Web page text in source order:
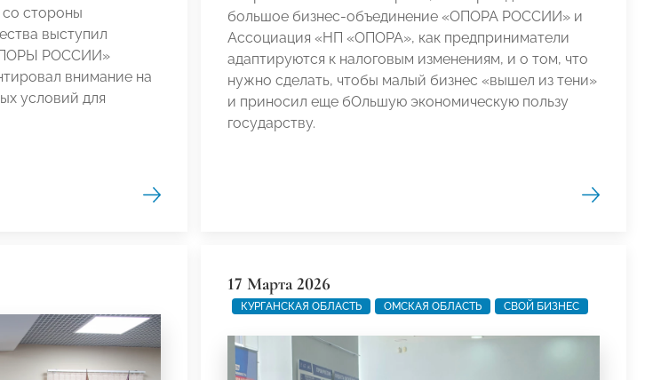
стороны
выступил
РОССИИ»
внимание на
условий для
большое бизнес-объединение «ОПОРА РОССИИ» и
Ассоциация «НП «ОПОРА», как предприниматели
адаптируются к налоговым изменениям, и о том, что
нужно сделать, чтобы малый бизнес «вышел из тени»
и приносил еще бОльшую экономическую пользу
государству.
17 Марта 2026
КУРГАНСКАЯ ОБЛАСТЬ ОМСКАЯ ОБЛАСТЬ СВОЙ БИЗНЕС